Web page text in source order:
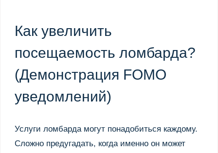
Как увеличить
посещаемость ломбарда?
(Демонстрация FOMO
уведомлений)
Услуги ломбарда могут понадобиться каждому.
Сложно предугадать, когда именно он может